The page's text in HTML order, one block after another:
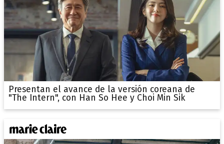
Presentan el avance de la versión coreana de
"The Intern", con Han So Hee y Choi Min Sik